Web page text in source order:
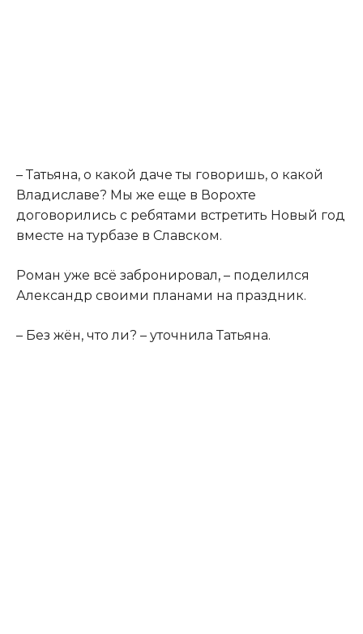
– Татьяна, о какой даче ты говоришь, о какой
Владиславе? Мы же еще в Ворохте
договорились с ребятами встретить Новый год
вместе на турбазе в Славском.
Роман уже всё забронировал, – поделился
Александр своими планами на праздник.
– Без жён, что ли? – уточнила Татьяна.